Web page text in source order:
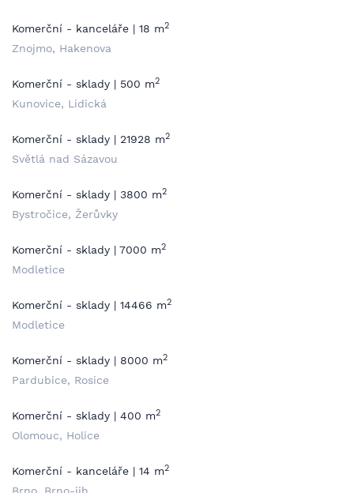
Komerční - kanceláře | 18 m2
Znojmo, Hakenova
Komerční - sklady | 500 m2
Kunovice, Lidická
Komerční - sklady | 21928 m2
Světlá nad Sázavou
Komerční - sklady | 3800 m2
Bystročice, Žerůvky
Komerční - sklady | 7000 m2
Modletice
Komerční - sklady | 14466 m2
Modletice
Komerční - sklady | 8000 m2
Pardubice, Rosice
Komerční - sklady | 400 m2
Olomouc, Holice
Komerční - kanceláře | 14 m2